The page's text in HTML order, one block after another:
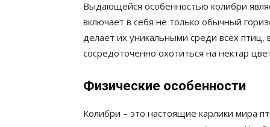
Выдающейся особенностью колибри
включает в себя не только обычный
делает их уникальными среди всех птиц,
сосредоточенно охотиться на нектар
Физические особенности
Колибри – это настоящие карлики мира